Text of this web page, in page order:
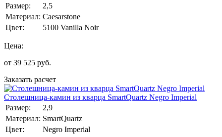
Размер:
2,5
Материал: Caesarstone
Цвет:
5100 Vanilla Noir
Цена:
от 39 525 руб.
Заказать расчет
Столешница-камин из кварца SmartQuartz Negro Imperial
Размер:
2,9
Материал: SmartQuartz
Цвет:
Negro Imperial